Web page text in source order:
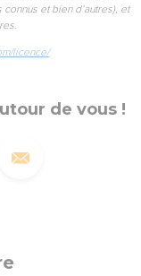
et bien d’autres), et
licence/
de vous !